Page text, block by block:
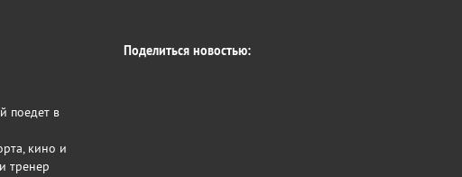
поедет в
кино и
тренер
Поделиться новостью: